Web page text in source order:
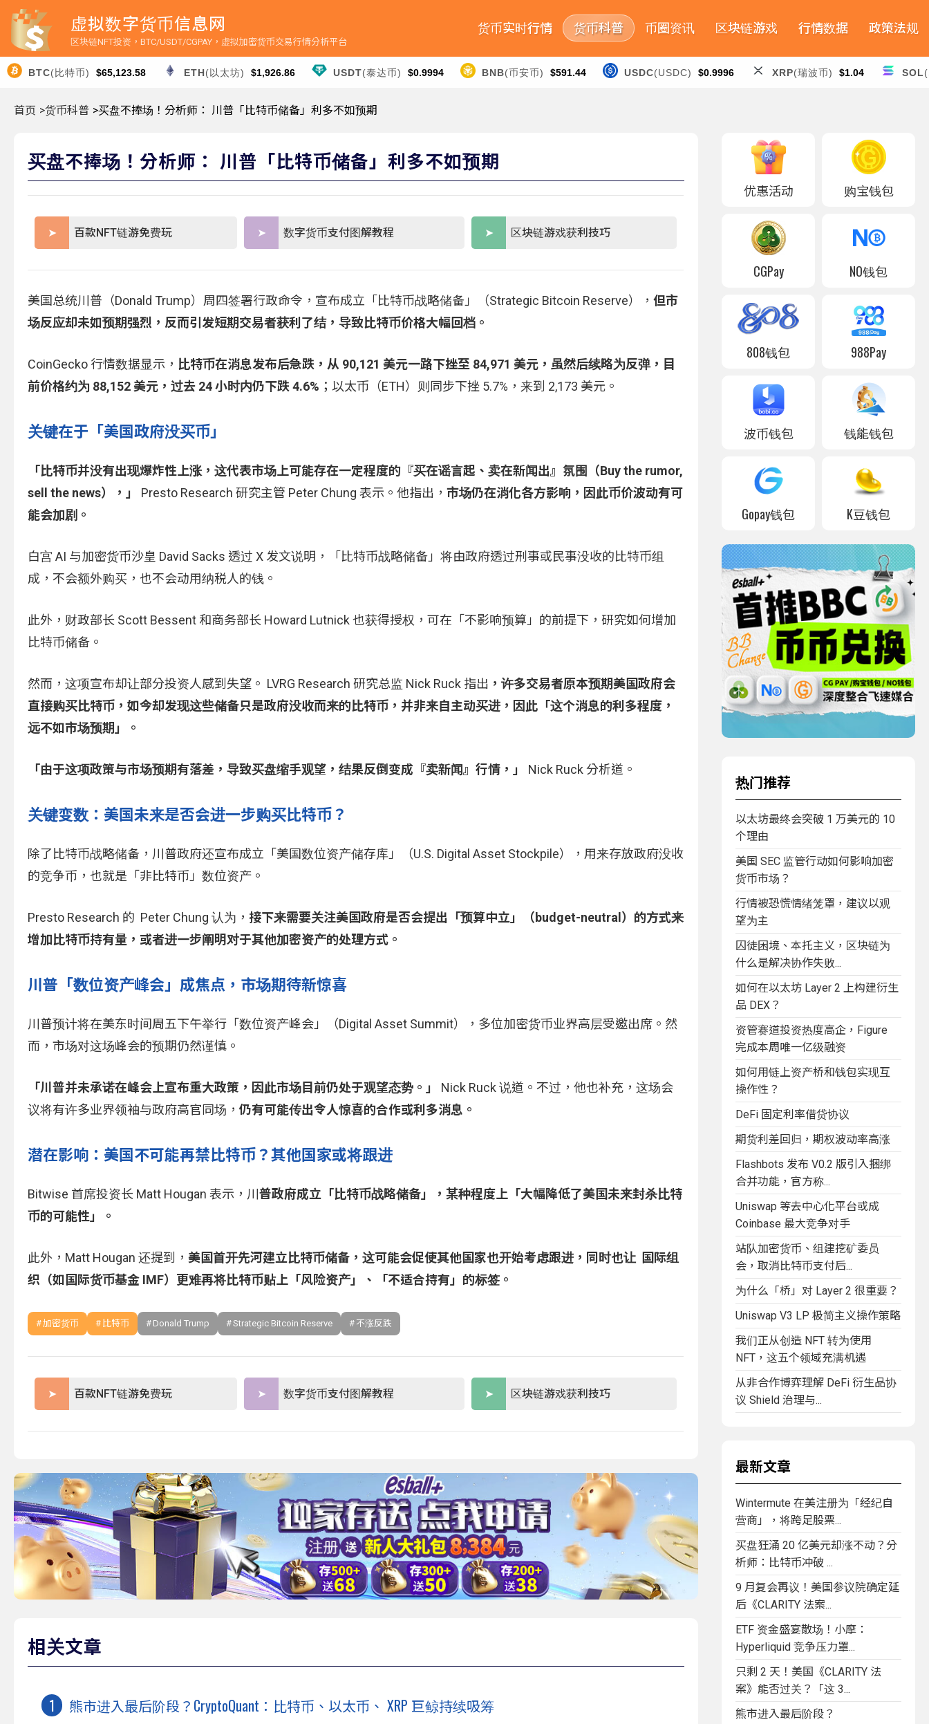
虚拟数字货币信息网
区块链NFT投资，BTC/USDT/CGPAY，虚拟加密货币交易行情分析平台
货币实时行情 货币科普 币圈资讯 区块链游戏 行情数据 政策法规
BTC(比特币) $65,123.58 ETH(以太坊) $1,926.86 USDT(泰达币) $0.9994 BNB(币安币) $591.44 USDC(USDC) $0.9996 XRP(瑞波币) $1.04 SOL
首页 >货币科普 >买盘不捧场！分析师： 川普「比特币储备」利多不如预期
买盘不捧场！分析师： 川普「比特币储备」利多不如预期
百款NFT链游免费玩 数字货币支付图解教程 区块链游戏获利技巧
美国总统川普（Donald Trump）周四签署行政命令，宣布成立「比特币战略储备」（Strategic Bitcoin Reserve），但市
场反应却未如预期强烈，反而引发短期交易者获利了结，导致比特币价格大幅回档。
CoinGecko 行情数据显示， 比特币在消息发布后急跌，从 90,121 美元一路下挫至 84,971 美元，虽然后续略为反弹，目
前价格约为 88,152 美元，过去 24 小时内仍下跌 4.6% ；以太币（ETH）则同步下挫 5.7%，来到 2,173 美元。
关键在于「美国政府没买币」
「比特币并没有出现爆炸性上涨，这代表市场上可能存在一定程度的『买在谣言起、卖在新闻出』氛围（Buy the rumor,
sell the news），」
Presto Research 研究主管 Peter Chung 表示。他指出，市场仍在消化各方影响，因此币价波动有可
能会加剧。
白宫 AI 与加密货币沙皇 David Sacks 透过 X 发文说明，「比特币战略储备」将由政府透过刑事或民事没收的比特币组
成，不会额外购买，也不会动用纳税人的钱。
此外，财政部长 Scott Bessent 和商务部长 Howard Lutnick 也获得授权，可在「不影响预算」的前提下，研究如何增加
比特币储备。
然而，这项宣布却让部分投资人感到失望。 LVRG Research 研究总监 Nick Ruck 指出 ，许多交易者原本预期美国政府会
直接购买比特币，如今却发现这些储备只是政府没收而来的比特币，并非来自主动买进，因此「这个消息的利多程度，
远不如市场预期」。
「由于这项政策与市场预期有落差，导致买盘缩手观望，结果反倒变成『卖新闻』行情，」 Nick Ruck 分析道。
关键变数：美国未来是否会进一步购买比特币？
除了比特币战略储备，川普政府还宣布成立「美国数位资产储存库」（U.S. Digital Asset Stockpile），用来存放政府没收
的竞争币，也就是「非比特币」数位资产。
Presto Research 的 Peter Chung 认为， 接下来需要关注美国政府是否会提出「预算中立」（budget-neutral）的方式来
增加比特币持有量，或者进一步阐明对于其他加密资产的处理方式。
川普「数位资产峰会」成焦点，市场期待新惊喜
川普预计将在美东时间周五下午举行「数位资产峰会」（Digital Asset Summit），多位加密货币业界高层受邀出席。然
而，市场对这场峰会的预期仍然谨慎。
「川普并未承诺在峰会上宣布重大政策，因此市场目前仍处于观望态势。」
Nick Ruck 说道。不过，他也补充，这场会
议将有许多业界领袖与政府高官同场，仍有可能传出令人惊喜的合作或利多消息。
潜在影响：美国不可能再禁比特币？其他国家或将跟进
Bitwise 首席投资长 Matt Hougan 表示，川普政府成立「比特币战略储备」，某种程度上「大幅降低了美国未来封杀比特
币的可能性」。
此外，Matt Hougan 还提到， 美国首开先河建立比特币储备，这可能会促使其他国家也开始考虑跟进，同时也让 国际组
织（如国际货币基金 IMF）更难再将比特币贴上「风险资产」、「不适合持有」的标签。
加密货币 比特币 Donald Trump Strategic Bitcoin Reserve 不涨反跌
百款NFT链游免费玩 数字货币支付图解教程 区块链游戏获利技巧
相关文章
熊市进入最后阶段？CryptoQuant：比特币、以太币、 XRP 巨鲸持续吸筹
优惠活动 购宝钱包
CGPay NO钱包
808钱包 988Pay
波币钱包 钱能钱包
Gopay钱包 K豆钱包
热门推荐
以太坊最终会突破 1 万美元的 10
个理由
美国 SEC 监管行动如何影响加密
货币市场？
行情被恐慌情绪笼罩，建议以观
望为主
囚徒困境、本托主义，区块链为
什么是解决协作失败...
如何在以太坊 Layer 2 上构建衍生
品 DEX？
资管赛道投资热度高企，Figure
完成本周唯一亿级融资
如何用链上资产桥和钱包实现互
操作性？
DeFi 固定利率借贷协议
期货利差回归，期权波动率高涨
Flashbots 发布 V0.2 版引入捆绑
合并功能，官方称...
Uniswap 等去中心化平台或成
Coinbase 最大竞争对手
站队加密货币、组建挖矿委员
会，取消比特币支付后...
为什么「桥」对 Layer 2 很重要？
Uniswap V3 LP 极简主义操作策略
我们正从创造 NFT 转为使用
NFT，这五个领域充满机遇
从非合作博弈理解 DeFi 衍生品协
议 Shield 治理与...
最新文章
Wintermute 在美注册为「经纪自
营商」，将跨足股票...
买盘狂涌 20 亿美元却涨不动？分
析师：比特币冲破 ...
9 月复会再议！美国参议院确定延
后《CLARITY 法案...
ETF 资金盛宴散场！小摩：
Hyperliquid 竞争压力罩...
只剩 2 天！美国《CLARITY 法
案》能否过关？「这 3...
熊市进入最后阶段？